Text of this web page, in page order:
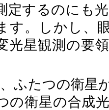
定するのにも
す。しかし、
光星観測の要
ふたつの衛星
の衛星の合成